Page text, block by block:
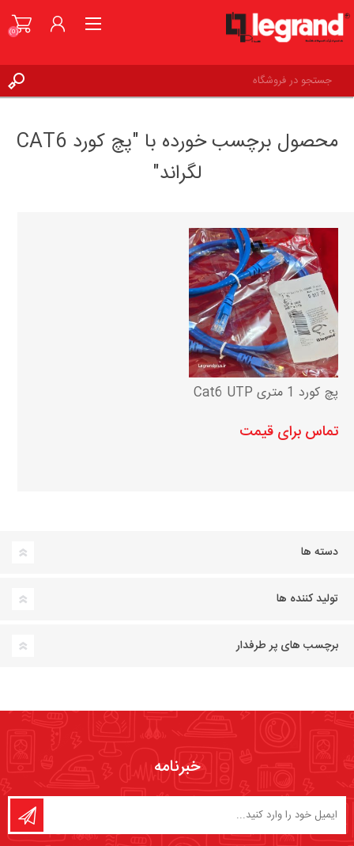
علاقه مندی ها (0)
(0)
محصول برچسب خورده با "پچ کورد CAT6
لگراند"
پچ کورد 1 متری Cat6 UTP
تماس برای قیمت
دسته ها
تولید کننده ها
برچسب های پر طرفدار
خبرنامه